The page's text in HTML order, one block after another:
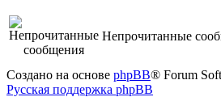
Непрочитанные
Создано на основе phpBB® Forum
Русская поддержка phpBB